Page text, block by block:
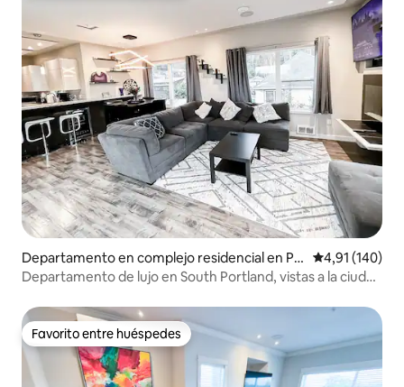
Departamento en complejo residencial en Po
rtland
Calificación
4,91 (140)
Departamento de lujo en South Portland, vistas a la ciudad
Favorito entre huéspedes
Favorito entre huéspedes